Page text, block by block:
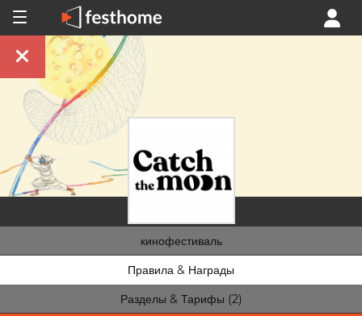
кинофестиваль
Правила & Награды
Разделы & Тарифы (2)